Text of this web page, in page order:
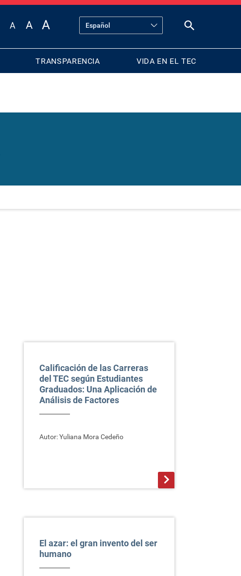
TRANSPARENCIA VIDA EN EL TEC
Calificación de las Carreras
del TEC según Estudiantes
Graduados: Una Aplicación de
Análisis de Factores
Autor: Yuliana Mora Cedeño
El azar: el gran invento del ser
humano